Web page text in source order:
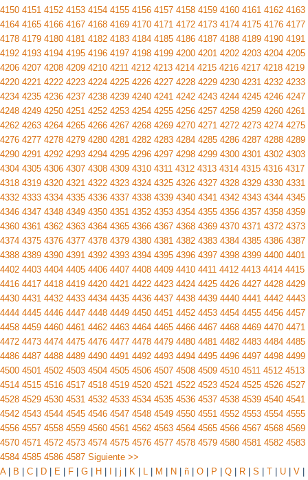
4150 4151 4152 4153 4154 4155 4156 4157 4158 4159 4160 4161 4162 4163
4164 4165 4166 4167 4168 4169 4170 4171 4172 4173 4174 4175 4176 4177
4178 4179 4180 4181 4182 4183 4184 4185 4186 4187 4188 4189 4190 4191
4192 4193 4194 4195 4196 4197 4198 4199 4200 4201 4202 4203 4204 4205
4206 4207 4208 4209 4210 4211 4212 4213 4214 4215 4216 4217 4218 4219
4220 4221 4222 4223 4224 4225 4226 4227 4228 4229 4230 4231 4232 4233
4234 4235 4236 4237 4238 4239 4240 4241 4242 4243 4244 4245 4246 4247
4248 4249 4250 4251 4252 4253 4254 4255 4256 4257 4258 4259 4260 4261
4262 4263 4264 4265 4266 4267 4268 4269 4270 4271 4272 4273 4274 4275
4276 4277 4278 4279 4280 4281 4282 4283 4284 4285 4286 4287 4288 4289
4290 4291 4292 4293 4294 4295 4296 4297 4298 4299 4300 4301 4302 4303
4304 4305 4306 4307 4308 4309 4310 4311 4312 4313 4314 4315 4316 4317
4318 4319 4320 4321 4322 4323 4324 4325 4326 4327 4328 4329 4330 4331
4332 4333 4334 4335 4336 4337 4338 4339 4340 4341 4342 4343 4344 4345
4346 4347 4348 4349 4350 4351 4352 4353 4354 4355 4356 4357 4358 4359
4360 4361 4362 4363 4364 4365 4366 4367 4368 4369 4370 4371 4372 4373
4374 4375 4376 4377 4378 4379 4380 4381 4382 4383 4384 4385 4386 4387
4388 4389 4390 4391 4392 4393 4394 4395 4396 4397 4398 4399 4400 4401
4402 4403 4404 4405 4406 4407 4408 4409 4410 4411 4412 4413 4414 4415
4416 4417 4418 4419 4420 4421 4422 4423 4424 4425 4426 4427 4428 4429
4430 4431 4432 4433 4434 4435 4436 4437 4438 4439 4440 4441 4442 4443
4444 4445 4446 4447 4448 4449 4450 4451 4452 4453 4454 4455 4456 4457
4458 4459 4460 4461 4462 4463 4464 4465 4466 4467 4468 4469 4470 4471
4472 4473 4474 4475 4476 4477 4478 4479 4480 4481 4482 4483 4484 4485
4486 4487 4488 4489 4490 4491 4492 4493 4494 4495 4496 4497 4498 4499
4500 4501 4502 4503 4504 4505 4506 4507 4508 4509 4510 4511 4512 4513
4514 4515 4516 4517 4518 4519 4520 4521 4522 4523 4524 4525 4526 4527
4528 4529 4530 4531 4532 4533 4534 4535 4536 4537 4538 4539 4540 4541
4542 4543 4544 4545 4546 4547 4548 4549 4550 4551 4552 4553 4554 4555
4556 4557 4558 4559 4560 4561 4562 4563 4564 4565 4566 4567 4568 4569
4570 4571 4572 4573 4574 4575 4576 4577 4578 4579 4580 4581 4582 4583
4584 4585 4586 4587 Siguiente >>
A| B C D E F G H j K L M N ñ O P Q R S T U V